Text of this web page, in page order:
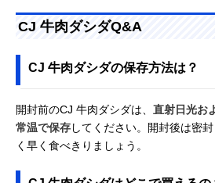
CJ 牛肉ダシダQ&A
CJ 牛肉ダシダの保存方法は？
開封前のCJ 牛肉ダシダは、 直射日光お
常温で保存してください。開封後は密
く早く食べきりましょう。